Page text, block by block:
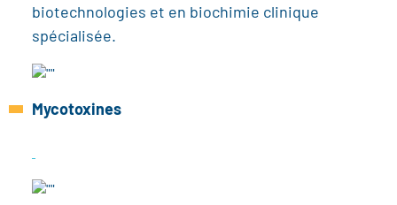
biotechnologies et en biochimie clinique
spécialisée.
Mycotoxines